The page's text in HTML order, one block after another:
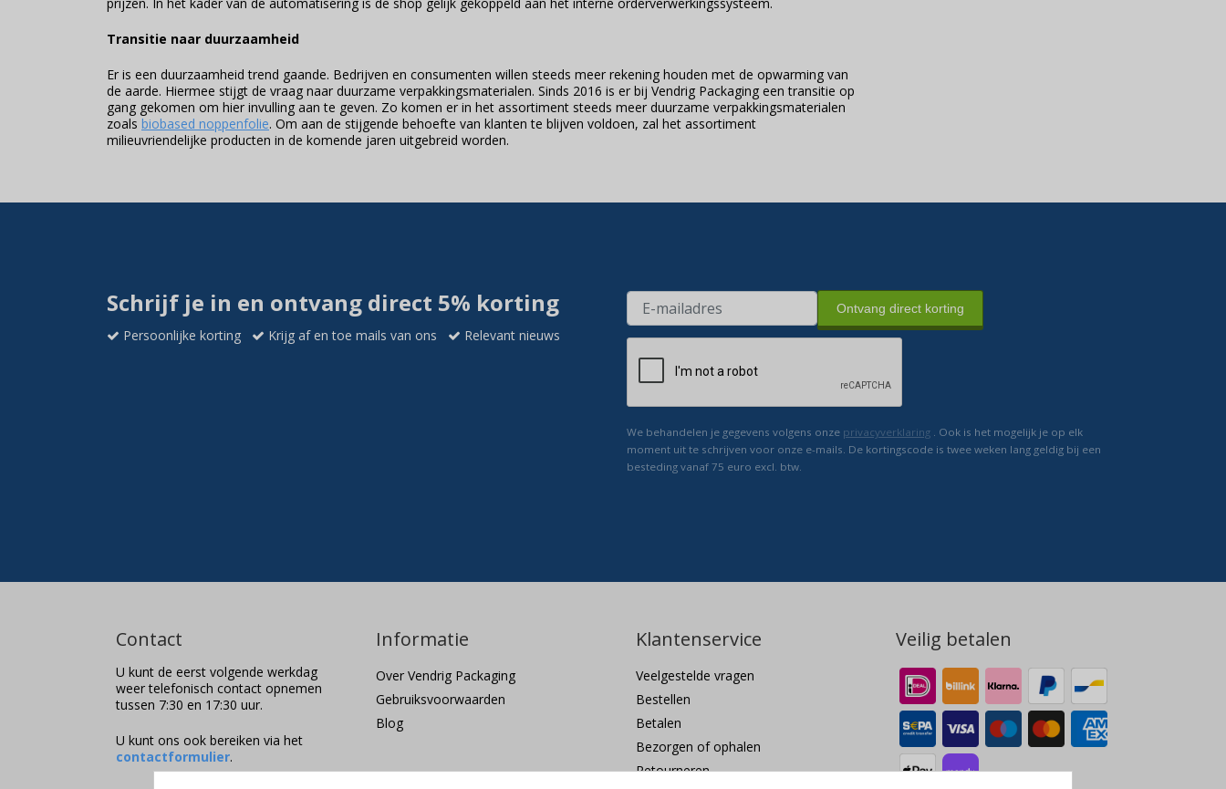
Transitie naar duurzaamheid
Er is een duurzaamheid trend gaande. Bedrijven en consumenten willen steeds meer rekening houden met de opwarming van
de aarde. Hiermee stijgt de vraag naar duurzame verpakkingsmaterialen. Sinds 2016 is er bij Vendrig Packaging een transitie op
gang gekomen om hier invulling aan te geven. Zo komen er in het assortiment steeds meer duurzame verpakkingsmaterialen
zoals biobased noppenfolie. Om aan de stijgende behoefte van klanten te blijven voldoen, zal het assortiment
milieuvriendelijke producten in de komende jaren uitgebreid worden.
Schrijf je in en ontvang direct 5% korting
Persoonlijke korting Krijg af en toe mails van ons Relevant nieuws
Ontvang direct korting
We behandelen je gegevens volgens onze privacyverklaring . Ook is het mogelijk je op elk
moment uit te schrijven voor onze e-mails. De kortingscode is twee weken lang geldig bij een
besteding vanaf 75 euro excl. btw.
Contact
U kunt de eerst volgende werkdag
weer telefonisch contact opnemen
tussen 7:30 en 17:30 uur.
U kunt ons ook bereiken via het
contactformulier.
Informatie
Over Vendrig Packaging
Gebruiksvoorwaarden
Blog
Klantenservice
Veelgestelde vragen
Bestellen
Betalen
Bezorgen of ophalen
Retourneren
Veilig betalen